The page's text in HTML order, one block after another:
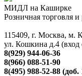
МИДЛ на Каширке
Розничная торговля
115409, г. Москва, м.
ул. Кошкина д.4 (вход
8(929) 944-06-36
8(966) 088-51-90
8(495) 988-52-88 (доб.